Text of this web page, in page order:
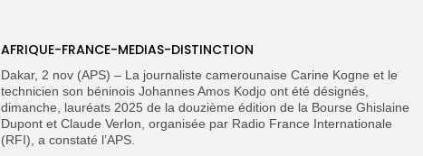
AFRIQUE-FRANCE-MEDIAS-DISTINCTION
Dakar, 2 nov (APS) – La journaliste camerounaise Carine Kogne et le
technicien son béninois Johannes Amos Kodjo ont été désignés,
dimanche, lauréats 2025 de la douzième édition de la Bourse Ghislaine
Dupont et Claude Verlon, organisée par Radio France Internationale
(RFI), a constaté l’APS.